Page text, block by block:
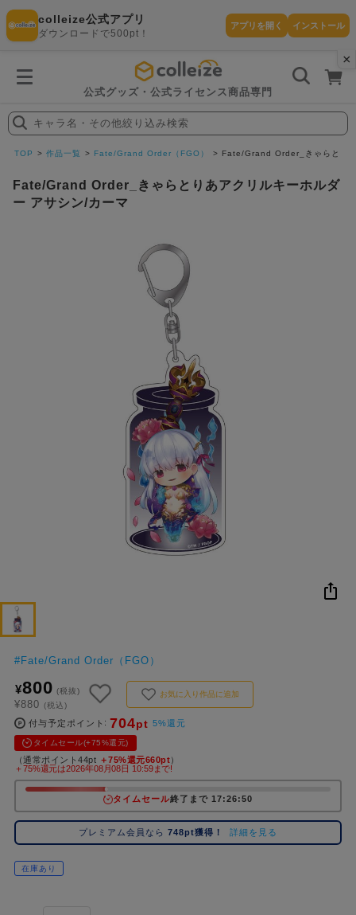
×
colleize公式アプリ
ダウンロードで500pt！
アプリを開く インストール
公式グッズ・公式ライセンス商品専門
探
す
コ
レ
イ
ズ
注
目
ー
ワ
キャラ名・その他絞り込み検索
TOP 作品一覧 Fate/Grand Order（FGO） Fate/Grand Order_きゃらとり
Fate/Grand Order_きゃらとりあアクリルキーホルダ
ー アサシン/カーマ
#Fate/Grand Order（FGO）
¥800 (税抜)
¥880 (税込)
お気に入り作品に追加
付与予定ポイント 704pt 5%還元
タイムセール(+75%還元)
（通常ポイント44pt ＋75%還元660pt）
＋75%還元は2026年08月08日 10:59まで!
タイムセール終了まで 17:26:49
プレミアム会員なら 748pt獲得！ 詳細を見る
在庫あり